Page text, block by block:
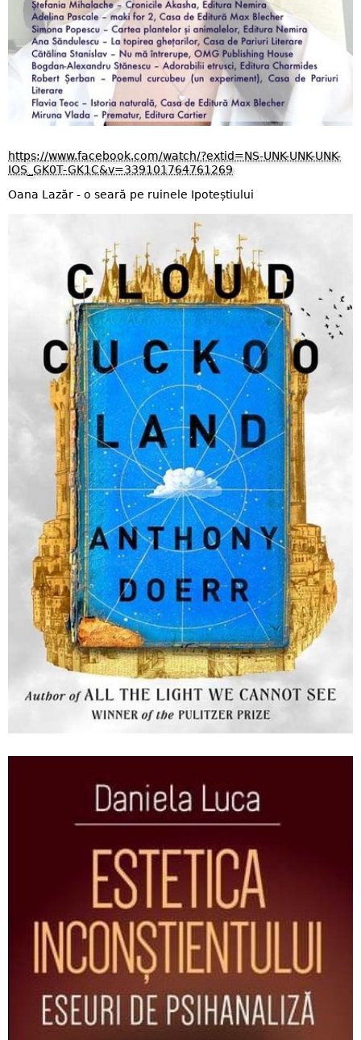
https://www.facebook.com/watch/?extid=NS-UNK-UNK-UNK-
IOS_GK0T-GK1C&v=339101764761269
Oana Lazăr - o seară pe ruinele Ipoteștiului